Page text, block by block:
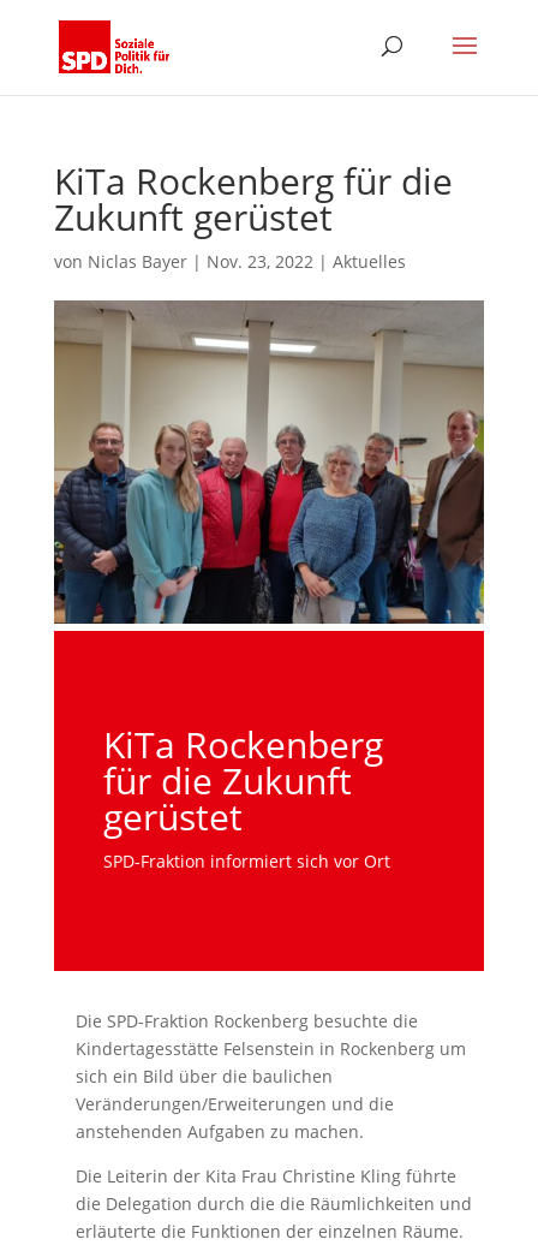
KiTa Rockenberg für die
Zukunft gerüstet
von Niclas Bayer| Nov. 23, 2022| Aktuelles
KiTa Rockenberg
für die Zukunft
gerüstet
SPD-Fraktion informiert sich vor Ort
Die SPD-Fraktion Rockenberg besuchte die
Kindertagesstätte Felsenstein in Rockenberg um
sich ein Bild über die baulichen
Veränderungen/Erweiterungen und die
anstehenden Aufgaben zu machen.
Die Leiterin der Kita Frau Christine Kling führte
die Delegation durch die die Räumlichkeiten und
erläuterte die Funktionen der einzelnen Räume.